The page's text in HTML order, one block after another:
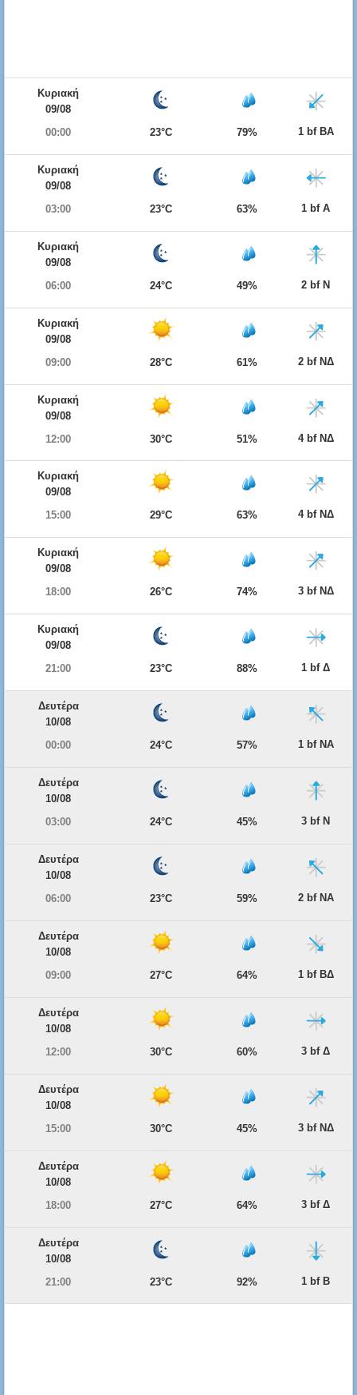
Κυριακή
09/08
00:00
23°C 79% 1 bf ΒΑ
Κυριακή
09/08
03:00
23°C 63% 1 bf Α
Κυριακή
09/08
06:00
24°C 49% 2 bf Ν
Κυριακή
09/08
09:00
28°C 61% 2 bf ΝΔ
Κυριακή
09/08
12:00
30°C 51% 4 bf ΝΔ
Κυριακή
09/08
15:00
29°C 63% 4 bf ΝΔ
Κυριακή
09/08
18:00
26°C 74% 3 bf ΝΔ
Κυριακή
09/08
21:00
23°C 88% 1 bf Δ
Δευτέρα
10/08
00:00
24°C 57% 1 bf ΝΑ
Δευτέρα
10/08
03:00
24°C 45% 3 bf Ν
Δευτέρα
10/08
06:00
23°C 59% 2 bf ΝΑ
Δευτέρα
10/08
09:00
27°C 64% 1 bf ΒΔ
Δευτέρα
10/08
12:00
30°C 60% 3 bf Δ
Δευτέρα
10/08
15:00
30°C 45% 3 bf ΝΔ
Δευτέρα
10/08
18:00
27°C 64% 3 bf Δ
Δευτέρα
10/08
21:00
23°C 92% 1 bf Β